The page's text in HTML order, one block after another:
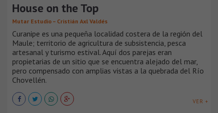
House on the Top
Mutar Estudio – Cristián Axl Valdés
Curanipe es una pequeña localidad costera de la región del
Maule; territorio de agricultura de subsistencia, pesca
artesanal y turismo estival. Aquí dos parejas eran
propietarias de un sitio que se encuentra alejado del mar,
pero compensado con amplias vistas a la quebrada del Río
Chovellén.
VER +